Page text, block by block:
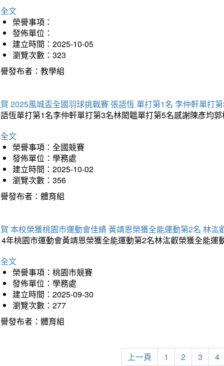
文
榮譽事項：
發佈單位：
建立時間：2025-10-05
瀏覽次數：323
發布者：教學組
2025風城盃全國羽球挑戰賽 張語恆 單打第1名 李仲軒單打
恆單打第1名李仲軒單打第3名林閎韞單打第5名感謝陳彥均
文
榮譽事項：全國競賽
發佈單位：學務處
建立時間：2025-10-02
瀏覽次數：356
發布者：體育組
本校榮獲桃園市運動會佳績 黃靖恩榮獲全能運動第2名 林汯
年桃園市運動會黃靖恩榮獲全能運動第2名林汯叡榮獲全能運
文
榮譽事項：桃園市競賽
發佈單位：學務處
建立時間：2025-09-30
瀏覽次數：277
發布者：體育組
上一頁 1 2 3 4